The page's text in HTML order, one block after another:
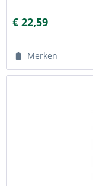
€ 22,59
Merken